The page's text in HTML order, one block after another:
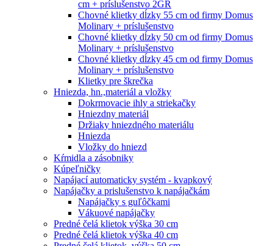
cm + príslušenstvo 2GR
Chovné klietky dĺzky 55 cm od firmy Domus
Molinary + príslušenstvo
Chovné klietky dĺzky 50 cm od firmy Domus
Molinary + príslušenstvo
Chovné klietky dĺzky 45 cm od firmy Domus
Molinary + príslušenstvo
Klietky pre škrečka
Hniezda, hn.,materiál a vložky
Dokrmovacie ihly a striekačky
Hniezdny materiál
Držiaky hniezdného materiálu
Hniezda
Vložky do hniezd
Kŕmidla a zásobniky
Kúpeľničky
Napájací automaticky systém - kvapkový
Napájačky a prislušenstvo k napájačkám
Napájačky s guľôčkami
Vákuové napájačky
Predné čelá klietok výška 30 cm
Predné čelá klietok výška 40 cm